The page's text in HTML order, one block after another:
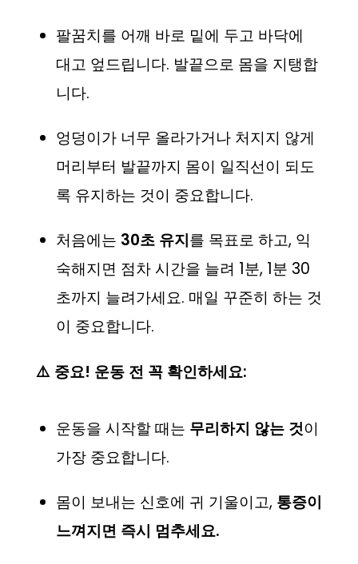
팔꿈치를 어깨 바로 밑에 두고 바닥에
대고 엎드립니다. 발끝으로 몸을 지탱합
니다.
엉덩이가 너무 올라가거나 처지지 않게
머리부터 발끝까지 몸이 일직선이 되도
록 유지하는 것이 중요합니다.
처음에는 30초 유지를 목표로 하고, 익
숙해지면 점차 시간을 늘려 1분, 1분 30
초까지 늘려가세요. 매일 꾸준히 하는 것
이 중요합니다.
⚠️ 중요! 운동 전 꼭 확인하세요:
운동을 시작할 때는 무리하지 않는 것이
가장 중요합니다.
몸이 보내는 신호에 귀 기울이고, 통증이
느껴지면 즉시 멈추세요.